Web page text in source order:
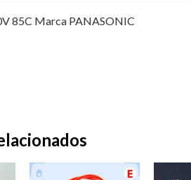
85C Marca PANASONIC